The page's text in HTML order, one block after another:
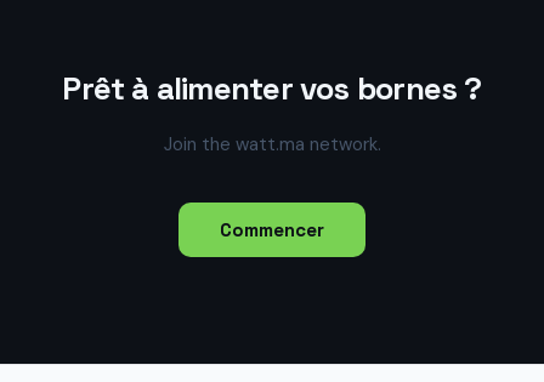
Prêt à alimenter vos bornes ?
Join the watt.ma network.
Commencer